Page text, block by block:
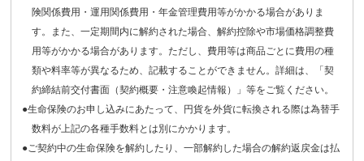
険関係費用・運用関係費用・年金管理費用等がかかる場合がありま
す。また、一定期間内に解約された場合、解約控除や市場価格調整費
用等がかかる場合があります。ただし、費用等は商品ごとに費用の種
類や料率等が異なるため、記載することができません。詳細は、「契
約締結前交付書面（契約概要・注意喚起情報）」等をご覧ください。
●生命保険のお申し込みにあたって、円貨を外貨に転換される際は為替手
数料が上記の各種手数料とは別にかかります。
●ご契約中の生命保険を解約したり、一部解約した場合の解約返戻金は払